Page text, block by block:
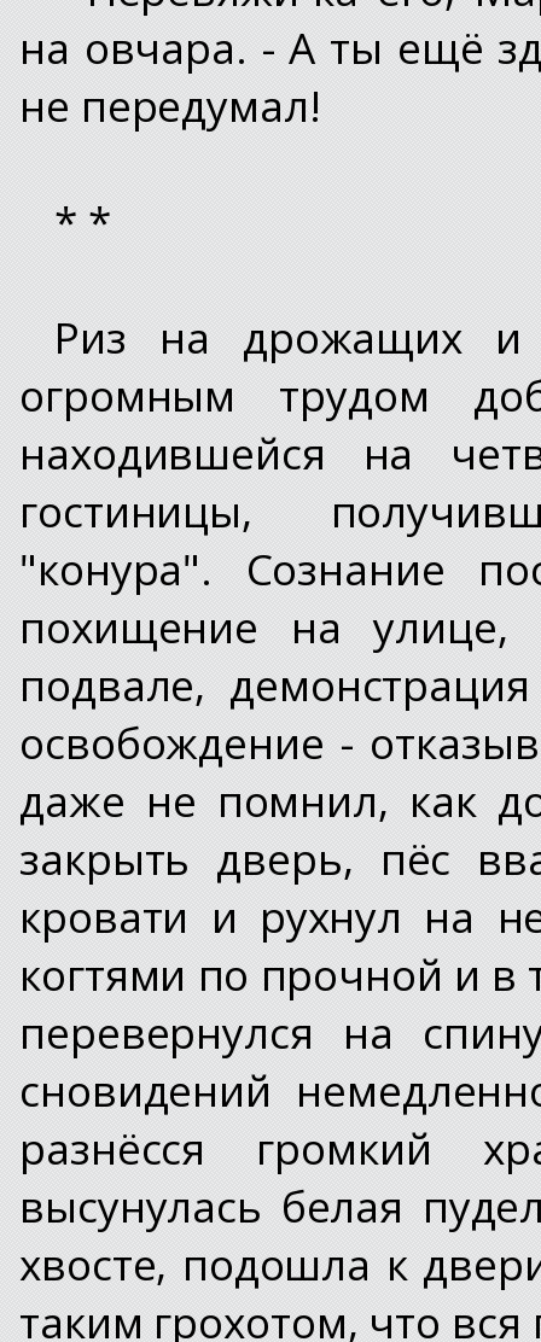
на овчара. - А ты ещё
не передумал!
* *
Риз на дрожащих и
огромным трудом
находившейся на
гостиницы,
"конура". Сознание
похищение на улице,
подвале,
освобождение -
даже не помнил, как
закрыть дверь, пёс
кровати и рухнул на
когтями по прочной и в
перевернулся на
сновидений
разнёсся громкий
высунулась белая
хвосте, подошла к
таким грохотом, что